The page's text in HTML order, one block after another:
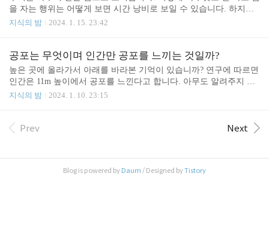
도 먹을 수 있습니다. 우선 우리 곁에 가까운 동물인 개와 고양이를
보자면 육류, 채소, 일부 과일, 일부 곡물 등은 적절히 가공되고 안전
한 경우에 적당한 양으로 먹일 수 있습니다. 그러나 고양이와 개는
을 자는 행위는 어떻게 보면 시간 낭비로 보일 수 있습니다. 하지만
잠을 안 자고 버티면 하루를 고생할 수 있습니다. 그렇다면 우린 왜
과정입니다. 잠을 자는 이유는 여러 가지 생리적, 심리적인 이유들이
상호작용하여 발생합니다. 잠을 취하는 주요 이유 중 일부는 다음과
같습니다. 첫째로 신체의 회복입니다. 잠을 자는 동안에는 세포들이
어 성장과 수리가 이루어지며, 면역체계도 강화됩니다. 또한 잠은 중
지식의 밤 2024. 1. 15. 23:42
공포는 무엇이며 인간만 공포를 느끼는 것일까?
높은 곳에 올라가서 아래를 바라본 기억이 있습니까? 연구에 따르면
인간은 11m 높이에서 공포를 느낀다고 합니다. 아무도 알려주지 않
았지만 우리는 공포하는 감정을 가지고 있습니다. 그렇다면 공포는
려움을 표현하는 데 사용되는 용어이다 여러 감정 중 하나입니다. 이
할 수 있습니다. 이는 일반적인 공포에 대한 반응인데, 이는 도망치
지식의 밤 2024. 1. 10. 23:15
Prev Next
Blog is powered by Daum / Designed byTistory